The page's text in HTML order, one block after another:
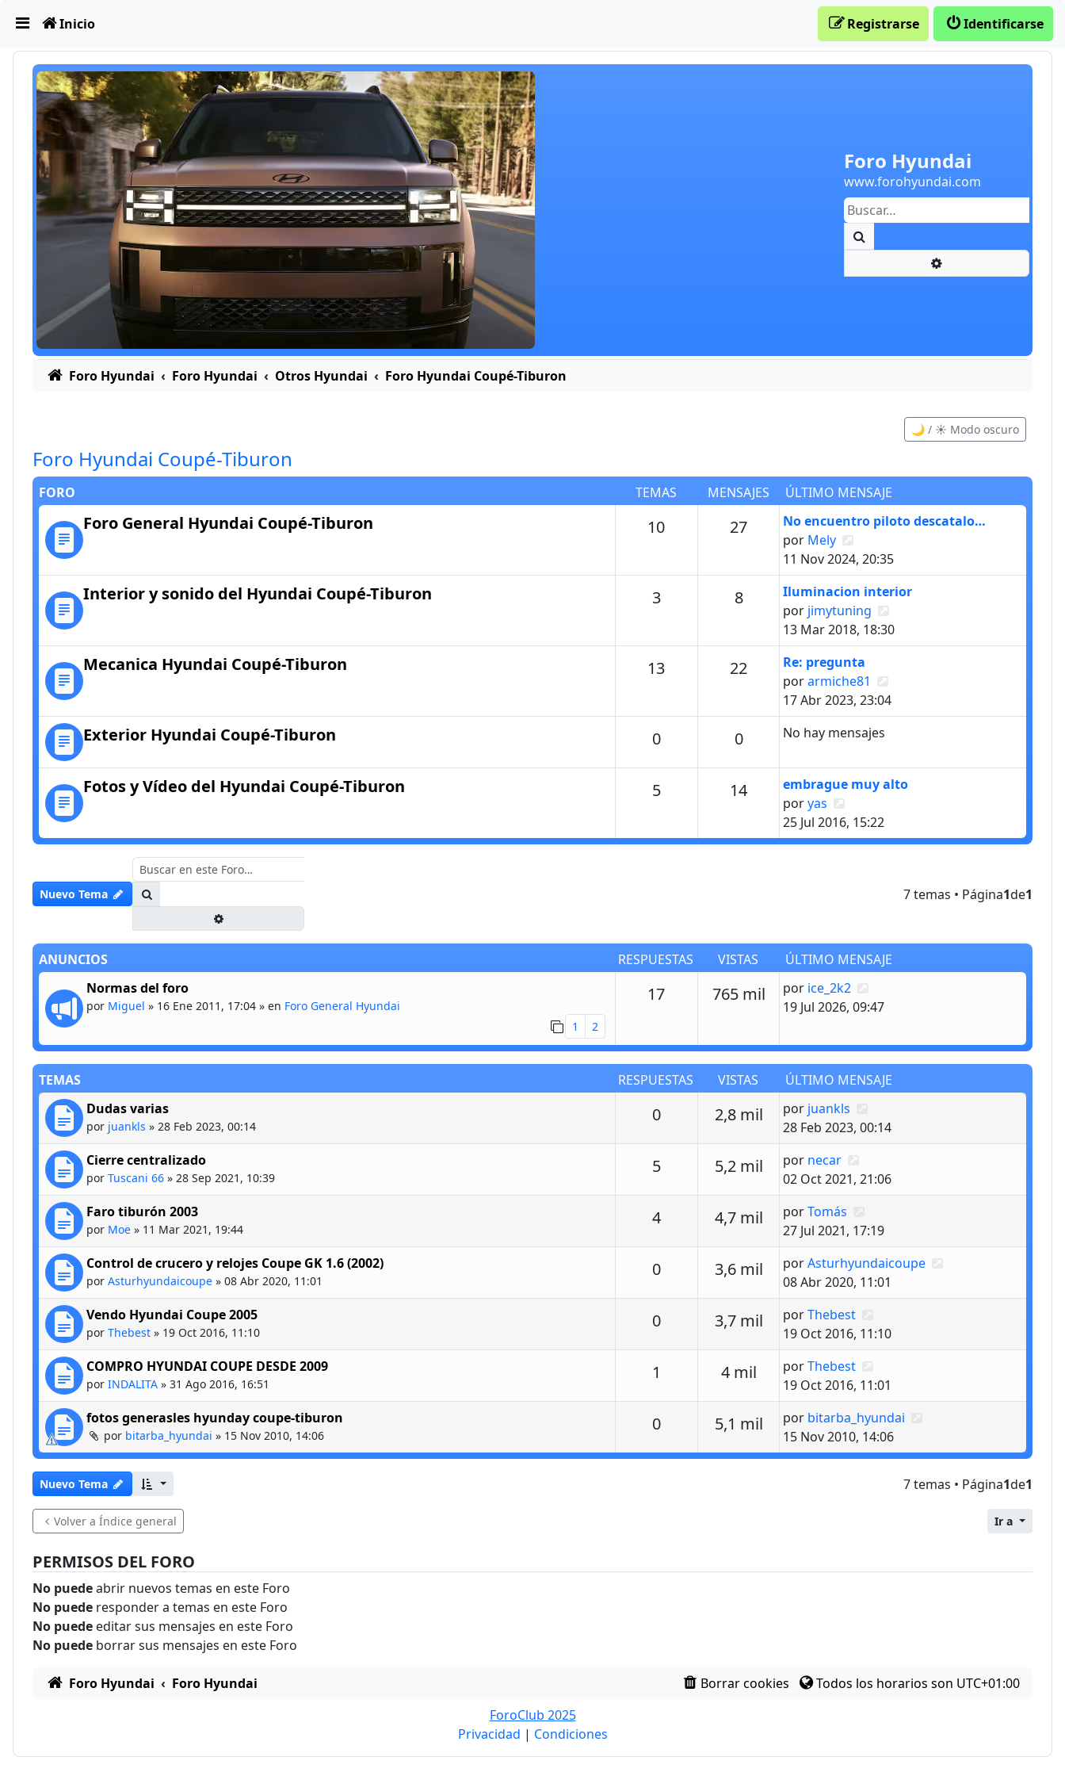
Obviar
Foro Hyundai
www.forohyundai.com
Inicio Identificarse
Registrarse
Foro Hyundai Foro Hyundai Otros Hyundai Foro Hyundai Coupé-Tiburon
🌙 / ☀️ Modo oscuro
Foro Hyundai Coupé-Tiburon
FORO TEMAS MENSAJES ÚLTIMO MENSAJE
Foro General Hyundai Coupé-Tiburon 10Temas 27MensajesÚltimo mensaje
No encuentro piloto descatalo…
por Mely
11 Nov 2024, 20:35
Interior y sonido del Hyundai Coupé-Tiburon 3Temas 8MensajesÚltimo mensaje
Iluminacion interior
por jimytuning
13 Mar 2018, 18:30
Mecanica Hyundai Coupé-Tiburon 13Temas 22MensajesÚltimo mensaje
Re: pregunta
porarmiche81
17 Abr 2023, 23:04
Exterior Hyundai Coupé-Tiburon 0Temas 0MensajesNo hay mensajes
Fotos y Vídeo del Hyundai Coupé-Tiburon 5Temas 14MensajesÚltimo mensaje
embrague muy alto
poryas
25 Jul 2016, 15:22
Nuevo Tema 7 temas • Página1de1
ANUNCIOS RESPUESTAS VISTAS
ÚLTIMO MENSAJE
Normas del foro
por Miguel » 16 Ene 2011, 17:04 » en Foro General Hyundai
1
2
17Respuestas
765 milVistasÚltimo mensaje
por ice_2k2
19 Jul 2026, 09:47
TEMAS RESPUESTAS VISTAS
ÚLTIMO MENSAJE
Dudas varias
por juankls » 28 Feb 2023, 00:14
0Respuestas
2,8 milVistasÚltimo mensaje
por juankls
28 Feb 2023, 00:14
Cierre centralizado
por Tuscani 66 » 28 Sep 2021, 10:39
5Respuestas
5,2 milVistasÚltimo mensaje
por necar
02 Oct 2021, 21:06
Faro tiburón 2003
por Moe » 11 Mar 2021, 19:44
4Respuestas
4,7 milVistasÚltimo mensaje
porTomás
27 Jul 2021, 17:19
Control de crucero y relojes Coupe GK 1.6 (2002)
por Asturhyundaicoupe » 08 Abr 2020, 11:01
0Respuestas
3,6 milVistasÚltimo mensaje
porAsturhyundaicoupe
08 Abr 2020, 11:01
Vendo Hyundai Coupe 2005
por Thebest » 19 Oct 2016, 11:10
0Respuestas
3,7 milVistasÚltimo mensaje
porThebest
19 Oct 2016, 11:10
COMPRO HYUNDAI COUPE DESDE 2009
por INDALITA » 31 Ago 2016, 16:51
1 Respuestas
4 milVistasÚltimo mensaje
porThebest
19 Oct 2016, 11:01
fotos generasles hyunday coupe-tiburon
por bitarba_hyundai » 15 Nov 2010, 14:06
0Respuestas
5,1 milVistasÚltimo mensaje
por bitarba_hyundai
15 Nov 2010, 14:06
Nuevo Tema 7 temas • Página1de1
Volver a Índice general Ir a
PERMISOS DEL FORO
No puedeabrir nuevos temas en este Foro
No puede responder a temas en este Foro
No puede editar sus mensajes en este Foro
No puede borrar sus mensajes en este Foro
Foro Hyundai Foro Hyundai Borrar cookies Todos los horarios son UTC+01:00
ForoClub 2025
Privacidad | Condiciones